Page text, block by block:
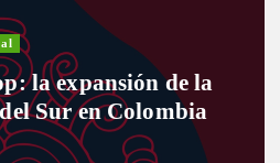
la expansión de la
Sur en Colombia